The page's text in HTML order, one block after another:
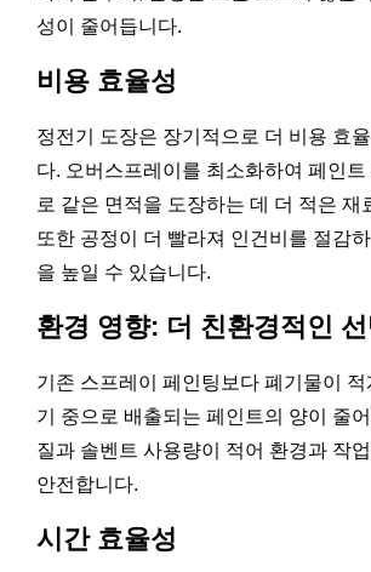
성이 줄어듭니다.
비용 효율성
정전기 도장은 장기적으로 더 비용 효
다. 오버스프레이를 최소화하여 페인트
로 같은 면적을 도장하는 데 더 적은 재
또한 공정이 더 빨라져 인건비를 절감
을 높일 수 있습니다.
환경 영향: 더 친환경적인 선
기존 스프레이 페인팅보다 폐기물이 적
기 중으로 배출되는 페인트의 양이 줄
질과 솔벤트 사용량이 적어 환경과 작
안전합니다.
시간 효율성